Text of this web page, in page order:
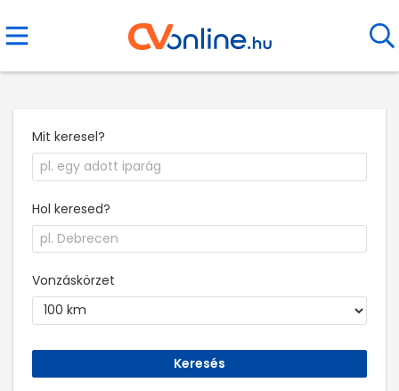
Mit keresel?
Hol keresed?
Vonzáskörzet